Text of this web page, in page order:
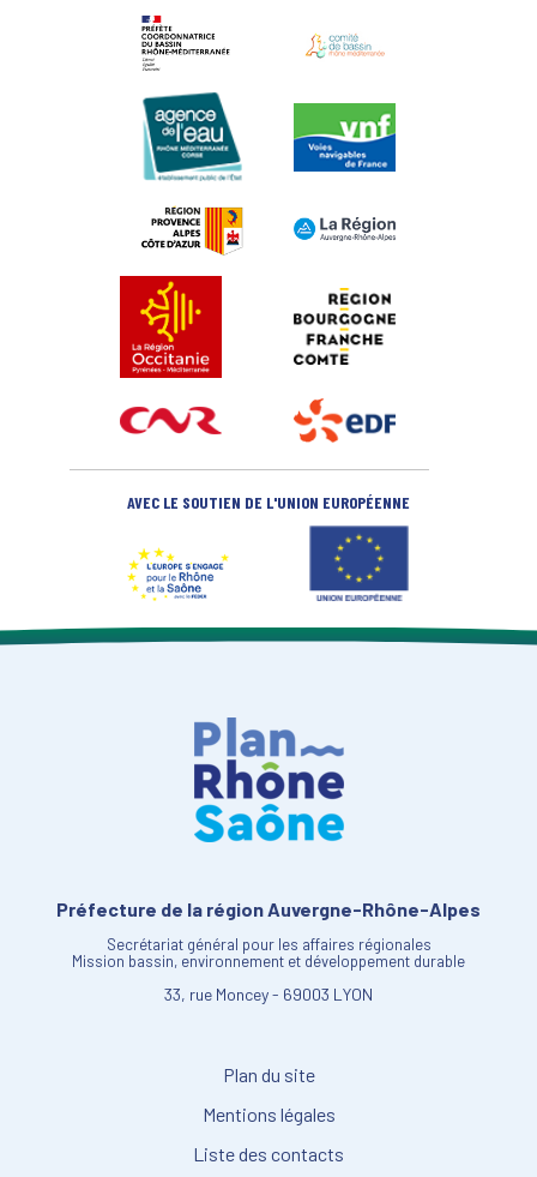
AVEC LE SOUTIEN DE L'UNION EUROPÉENNE
Préfecture de la région Auvergne-Rhône-Alpes
Secrétariat général pour les affaires régionales
Mission bassin, environnement et développement durable
33, rue Moncey - 69003 LYON
Plan du site
Mentions légales
Liste des contacts